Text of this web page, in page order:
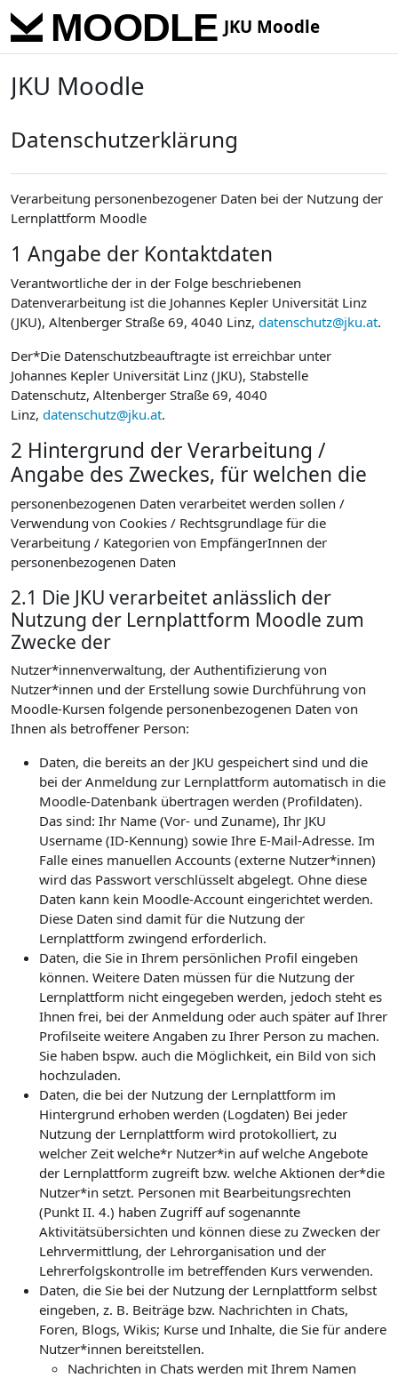
Skip to main content
JKU Moodle
JKU Moodle
Datenschutzerklärung
Verarbeitung personenbezogener Daten bei der Nutzung der
Lernplattform Moodle
1 Angabe der Kontaktdaten
Verantwortliche der in der Folge beschriebenen
Datenverarbeitung ist die Johannes Kepler Universität Linz
(JKU), Altenberger Straße 69, 4040 Linz, datenschutz@jku.at.
Der*Die Datenschutzbeauftragte ist erreichbar unter
Johannes Kepler Universität Linz (JKU), Stabstelle
Datenschutz, Altenberger Straße 69, 4040
Linz, datenschutz@jku.at.
2 Hintergrund der Verarbeitung /
Angabe des Zweckes, für welchen die
personenbezogenen Daten verarbeitet werden sollen /
Verwendung von Cookies / Rechtsgrundlage für die
Verarbeitung / Kategorien von EmpfängerInnen der
personenbezogenen Daten
2.1 Die JKU verarbeitet anlässlich der
Nutzung der Lernplattform Moodle zum
Zwecke der
Nutzer*innenverwaltung, der Authentifizierung von
Nutzer*innen und der Erstellung sowie Durchführung von
Moodle-Kursen folgende personenbezogenen Daten von
Ihnen als betroffener Person:
Daten, die bereits an der JKU gespeichert sind und die
bei der Anmeldung zur Lernplattform automatisch in die
Moodle-Datenbank übertragen werden (Profildaten).
Das sind: Ihr Name (Vor- und Zuname), Ihr JKU
Username (ID-Kennung) sowie Ihre E-Mail-Adresse. Im
Falle eines manuellen Accounts (externe Nutzer*innen)
wird das Passwort verschlüsselt abgelegt. Ohne diese
Daten kann kein Moodle-Account eingerichtet werden.
Diese Daten sind damit für die Nutzung der
Lernplattform zwingend erforderlich.
Daten, die Sie in Ihrem persönlichen Profil eingeben
können. Weitere Daten müssen für die Nutzung der
Lernplattform nicht eingegeben werden, jedoch steht es
Ihnen frei, bei der Anmeldung oder auch später auf Ihrer
Profilseite weitere Angaben zu Ihrer Person zu machen.
Sie haben bspw. auch die Möglichkeit, ein Bild von sich
hochzuladen.
Daten, die bei der Nutzung der Lernplattform im
Hintergrund erhoben werden (Logdaten) Bei jeder
Nutzung der Lernplattform wird protokolliert, zu
welcher Zeit welche*r Nutzer*in auf welche Angebote
der Lernplattform zugreift bzw. welche Aktionen der*die
Nutzer*in setzt. Personen mit Bearbeitungsrechten
(Punkt II. 4.) haben Zugriff auf sogenannte
Aktivitätsübersichten und können diese zu Zwecken der
Lehrvermittlung, der Lehrorganisation und der
Lehrerfolgskontrolle im betreffenden Kurs verwenden.
Daten, die Sie bei der Nutzung der Lernplattform selbst
eingeben, z. B. Beiträge bzw. Nachrichten in Chats,
Foren, Blogs, Wikis; Kurse und Inhalte, die Sie für andere
Nutzer*innen bereitstellen.
Nachrichten in Chats werden mit Ihrem Namen